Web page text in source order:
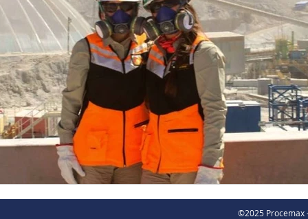
©2025 Procemax